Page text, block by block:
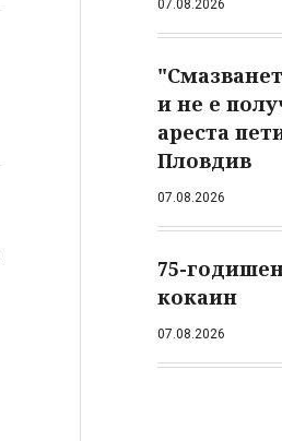
07.08.2026
и не е
ареста
Пловдив
07.08.2026
75-
кокаин
07.08.2026